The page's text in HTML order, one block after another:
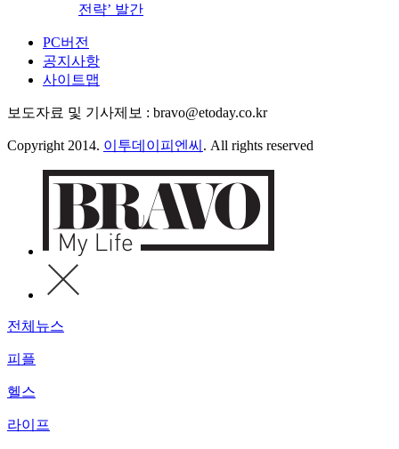
전략’ 발간
PC버전
공지사항
사이트맵
보도자료 및 기사제보 : bravo@etoday.co.kr
Copyright 2014. 이투데이피엔씨 . All rights reserved
전체뉴스
피플
헬스
라이프